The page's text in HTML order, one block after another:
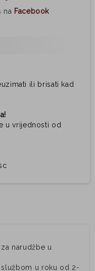
na Facebook
ili brisati kad
u vrijednosti od
za narudžbe u
u roku od 2-